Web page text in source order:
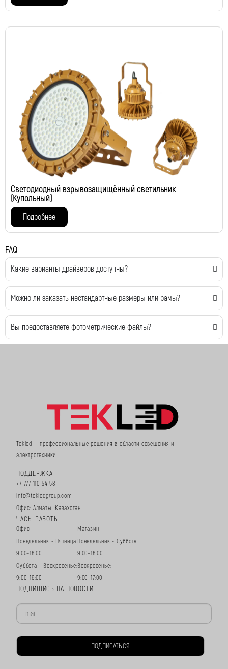
Светодиодный взрывозащищённый светильник
(Купольный)
Подробнее
FAQ
Какие варианты драйверов доступны?
Можно ли заказать нестандартные размеры или рамы?
Вы предоставляете фотометрические файлы?
Tekled — профессиональные решения в области освещения и
электротехники.
ПОДДЕРЖКА
+7 777 110 54 58
info@tekledgroup.com
Офис: Алматы, Казахстан
ЧАСЫ РАБОТЫ
Офис
Понедельник - Пятница:
9:00–18:00
Суббота - Воскресенье:
9:00–16:00
Магазин
Понедельник - Суббота:
9:00–18:00
Воскресенье:
9:00–17:00
ПОДПИШИСЬ НА НОВОСТИ
ПОДПИСАТЬСЯ